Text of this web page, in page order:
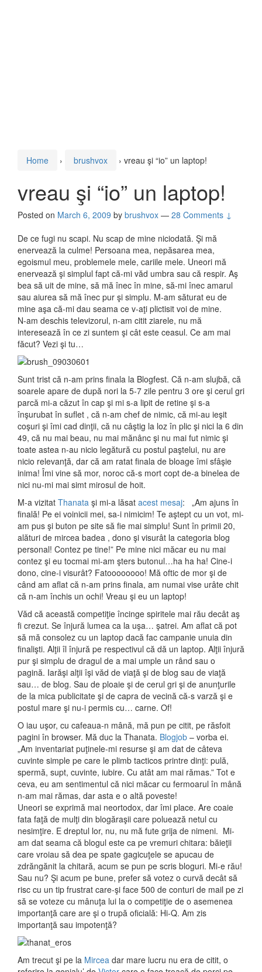
Home › brushvox › vreau şi “io” un laptop!
vreau şi “io” un laptop!
Posted on March 6, 2009 by brushvox — 28 Comments ↓
De ce fugi nu scapi. Nu scap de mine niciodată. Şi mă
enervează la culme! Persoana mea, nepăsarea mea,
egoismul meu, problemele mele, cariile mele. Uneori mă
enervează şi simplul fapt că-mi văd umbra sau că respir. Aş
bea să uit de mine, să mă înec în mine, să-mi înec amarul
sau aiurea să mă înec pur şi simplu. M-am săturat eu de
mine aşa că-mi dau seama ce v-aţi plictisit voi de mine.
N-am deschis televizorul, n-am citit ziarele, nu mă
interesează în ce zi suntem şi cât este ceasul. Ce am mai
făcut? Vezi şi tu…
Sunt trist că n-am prins finala la Blogfest. Că n-am slujbă, că
soarele apare de după nori la 5-7 zile pentru 3 ore şi cerul gri
parcă mi-a căzut în cap şi mi s-a lipit de retine şi s-a
înşurubat în suflet , că n-am chef de nimic, că mi-au ieşit
coşuri şi îmi cad dinţii, că nu câştig la loz în plic şi nici la 6 din
49, că nu mai beau, nu mai mănânc şi nu mai fut nimic şi
toate astea n-au nicio legătură cu postul paştelui, nu are
nicio relevanţă, dar că am ratat finala de bloage îmi sfâşie
inima! Îmi vine să mor, noroc că-s mort copt de-a binelea de
nici nu-mi mai simt mirosul de hoit.
M-a vizitat Thanata şi mi-a lăsat acest mesaj: „Am ajuns în
finală! Pe ei voinicii mei, sa-i nimicim! Te aştept cu un vot, mi-
am pus şi buton pe site să fie mai simplu! Sunt în primii 20,
alături de mircea badea , dono şi visurât la categoria blog
personal! Contez pe tine!” Pe mine nici măcar eu nu mai
contez şi eu tocmai mi-am şters butonul…ha ha ha! Cine-i
dono, cine-i visurât? Fatoooooooo! Mă oftic de mor şi de
când am aflat că n-am prins finala, am numai vise urâte chit
că n-am închis un ochi! Vreau şi eu un laptop!
Văd că această competiţie încinge spiritele mai rău decât aş
fi crezut. Se înjură lumea ca la uşa… şatrei. Am aflat că pot
să mă consolez cu un laptop dacă fac campanie unuia din
finalişti. Alţii îl înjură pe respectivul că dă un laptop. Alţii înjură
pur şi simplu de dragul de a mai umple un rând sau o
pagină. Iarăşi alţii îşi văd de viaţă şi de blog sau de viaţă
sau… de blog. Sau de ploaie şi de cerul gri şi de anunţurile
de la mica publicitate şi de capra de vecină că-s varză şi e
postul mare şi nu-i permis cu… carne. Of!
O iau uşor, cu cafeaua-n mână, mă pun pe citit, pe răsfoit
pagini în browser. Mă duc la Thanata. Blogjob – vorba ei.
„Am inventariat puţinele-mi resurse şi am dat de câteva
cuvinte simple pe care le plimb tacticos printre dinţi: pulă,
spermă, supt, cuvinte, iubire. Cu atât am mai rămas.” Tot e
ceva, eu am sentimentul că nici măcar cu fermoarul în mână
n-am mai rămas, dar asta e o altă poveste!
Uneori se exprimă mai neortodox, dar îmi place. Are coaie
fata faţă de mulţi din blogăraşii care poluează netul cu
nesimţire. E dreptul lor, nu, nu mă fute grija de nimeni. Mi-
am dat seama că blogul este ca pe vremuri chitara: băieţii
care vroiau să dea pe spate gagicuţele se apucau de
zdrăngănit la chitară, acum se pun pe scris bloguri. Mi-e rău!
Sau nu? Şi acum pe bune, prefer să votez o curvă decât să
risc cu un tip frustrat care-şi face 500 de conturi de mail pe zi
să se voteze cu mânuţa lui la o competiţie de o asemenea
importanţă care are şi o trupă oficială: Hi-Q. Am zis
importanţă sau impotenţă?
Am trecut şi pe la Mircea dar mare lucru nu era de citit, o